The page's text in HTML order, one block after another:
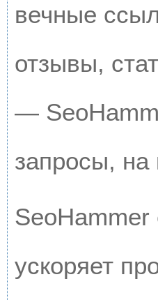
вечные
отзывы,
—
запросы, на
ускоряет